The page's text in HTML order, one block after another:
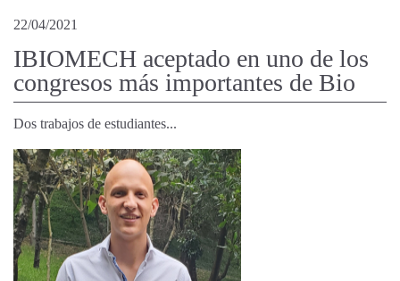
22/04/2021
IBIOMECH aceptado en uno de los
congresos más importantes de Bio
Dos trabajos de estudiantes...